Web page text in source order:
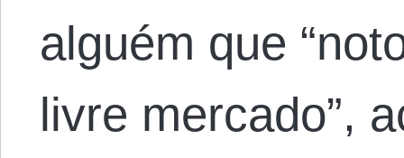
alguém que
livre mercado”,